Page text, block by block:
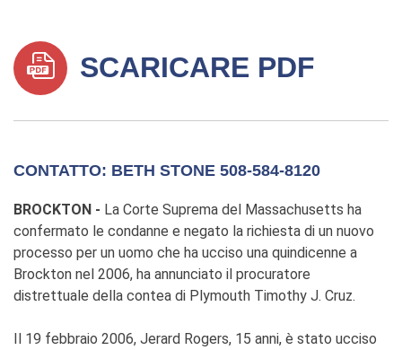
SCARICARE PDF
CONTATTO: BETH STONE 508-584-8120
BROCKTON - La Corte Suprema del Massachusetts ha
confermato le condanne e negato la richiesta di un nuovo
processo per un uomo che ha ucciso una quindicenne a
Brockton nel 2006, ha annunciato il procuratore
distrettuale della contea di Plymouth Timothy J. Cruz.
Il 19 febbraio 2006, Jerard Rogers, 15 anni, è stato ucciso